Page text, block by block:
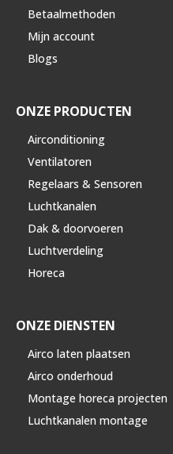
Betaalmethoden
Mijn account
Blogs
ONZE PRODUCTEN
Airconditioning
Ventilatoren
Regelaars & Sensoren
Luchtkanalen
Dak & doorvoeren
Luchtverdeling
Horeca
ONZE DIENSTEN
Airco laten plaatsen
Airco onderhoud
Montage horeca projecten
Luchtkanalen montage